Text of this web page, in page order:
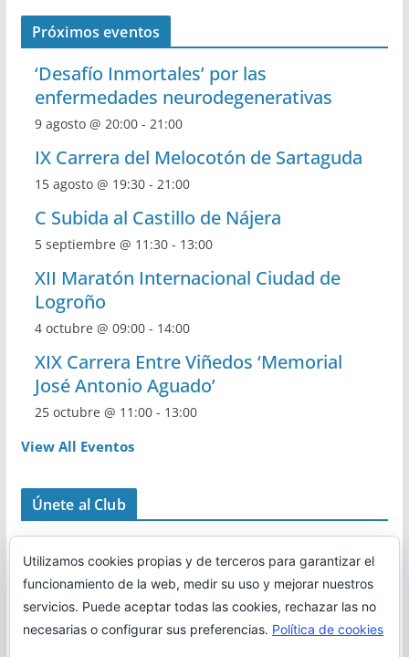
Próximos eventos
‘Desafío Inmortales’ por las
enfermedades neurodegenerativas
9 agosto @ 20:00- 21:00
IX Carrera del Melocotón de Sartaguda
15 agosto @ 19:30- 21:00
C Subida al Castillo de Nájera
5 septiembre @ 11:30- 13:00
XII Maratón Internacional Ciudad de
Logroño
4 octubre @ 09:00- 14:00
XIX Carrera Entre Viñedos ‘Memorial
José Antonio Aguado’
25 octubre @ 11:00- 13:00
View All Eventos
Únete al Club
Utilizamos cookies propias y de terceros para garantizar el
funcionamiento de la web, medir su uso y mejorar nuestros
servicios. Puede aceptar todas las cookies, rechazar las no
necesarias o configurar sus preferencias. Política de cookies